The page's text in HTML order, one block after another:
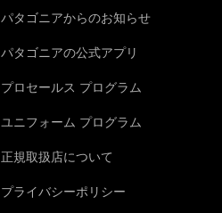
パタゴニアからのお知らせ
パタゴニアの公式アプリ
プロセールス プログラム
ユニフォーム プログラム
正規取扱店について
プライバシーポリシー